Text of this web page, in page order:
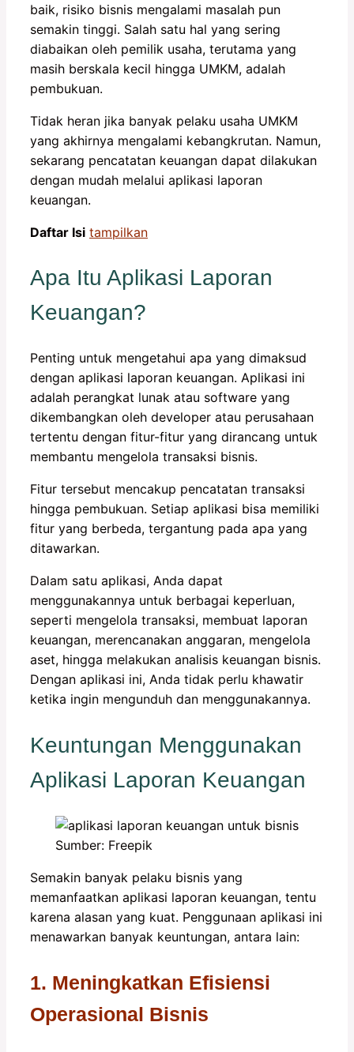
baik, risiko bisnis mengalami masalah pun
semakin tinggi. Salah satu hal yang sering
diabaikan oleh pemilik usaha, terutama yang
masih berskala kecil hingga UMKM, adalah
pembukuan.
Tidak heran jika banyak pelaku usaha UMKM
yang akhirnya mengalami kebangkrutan. Namun,
sekarang pencatatan keuangan dapat dilakukan
dengan mudah melalui aplikasi laporan
keuangan.
Daftar Isi tampilkan
Apa Itu Aplikasi Laporan
Keuangan?
Penting untuk mengetahui apa yang dimaksud
dengan aplikasi laporan keuangan. Aplikasi ini
adalah perangkat lunak atau software yang
dikembangkan oleh developer atau perusahaan
tertentu dengan fitur-fitur yang dirancang untuk
membantu mengelola transaksi bisnis.
Fitur tersebut mencakup pencatatan transaksi
hingga pembukuan. Setiap aplikasi bisa memiliki
fitur yang berbeda, tergantung pada apa yang
ditawarkan.
Dalam satu aplikasi, Anda dapat
menggunakannya untuk berbagai keperluan,
seperti mengelola transaksi, membuat laporan
keuangan, merencanakan anggaran, mengelola
aset, hingga melakukan analisis keuangan bisnis.
Dengan aplikasi ini, Anda tidak perlu khawatir
ketika ingin mengunduh dan menggunakannya.
Keuntungan Menggunakan
Aplikasi Laporan Keuangan
Sumber: Freepik
Semakin banyak pelaku bisnis yang
memanfaatkan aplikasi laporan keuangan, tentu
karena alasan yang kuat. Penggunaan aplikasi ini
menawarkan banyak keuntungan, antara lain:
1. Meningkatkan Efisiensi
Operasional Bisnis